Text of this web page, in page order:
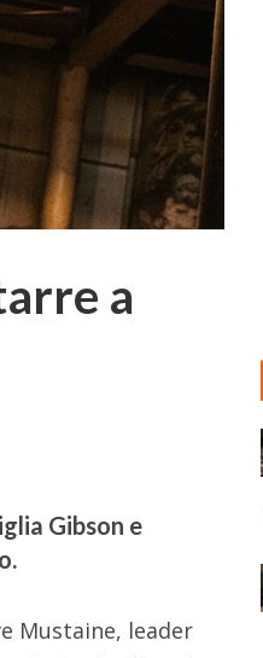
a
Gibson e
Mustaine, leader